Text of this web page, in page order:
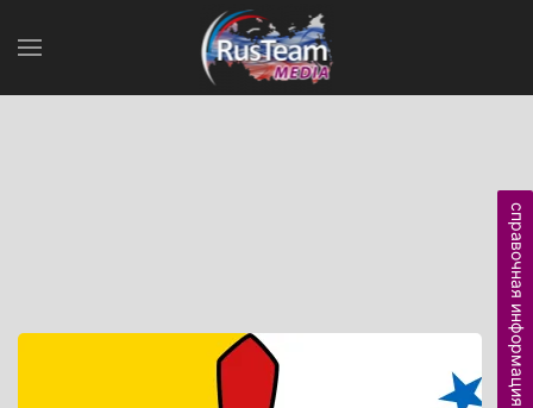
справочная информация